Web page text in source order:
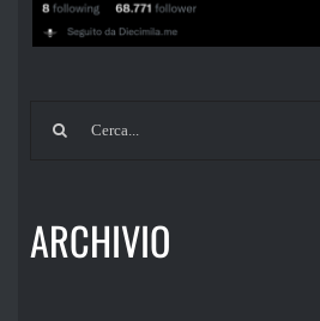
Cerca
ARCHIVIO